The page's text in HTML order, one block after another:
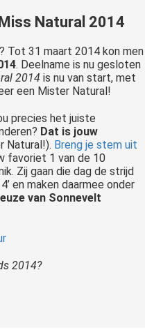
Natural 2014
Tot 31 maart 2014 kon men
. Deelname is nu gesloten
2014 is nu van start, met
een Mister Natural!
precies het juiste
Dat is jouw
Natural!). Breng je stem uit
favoriet 1 van de 10
Zij gaan die dag de strijd
en maken daarmee onder
van Sonnevelt
2014?